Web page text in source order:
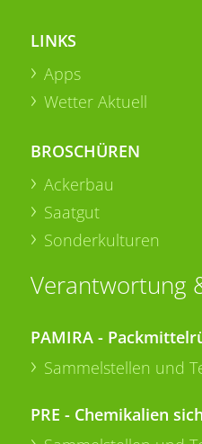
LINKS
Apps
Wetter Aktuell
BROSCHÜREN
Ackerbau
Saatgut
Sonderkulturen
Verantwortung
PAMIRA -
Sammelstellen und
PRE - Chemikalien